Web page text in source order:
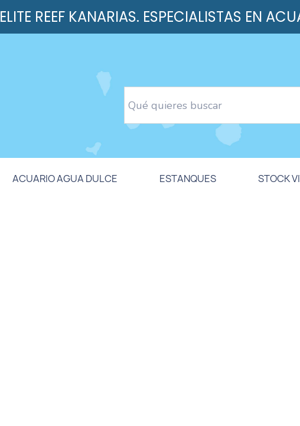
ELITE REEF KANARIAS. ESPECIALISTAS EN
ACUARIO AGUA DULCE ESTANQUES STOCK